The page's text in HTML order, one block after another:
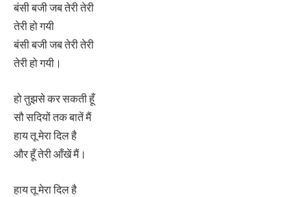
बंसी बजी जब तेरी तेरी
तेरी हो गयी
बंसी बजी जब तेरी तेरी
तेरी हो गयी।
हो तुझसे कर सकती हूँ
सौ सदियों तक बातें मैं
हाय तू मेरा दिल है
और हूँ तेरी आँखें मैं।
हाय तू मेरा दिल है